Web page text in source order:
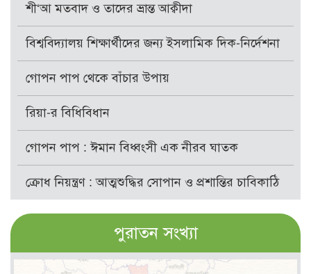
শী‘আ মতবাদ ও তাদের ভ্রান্ত আক্বীদা
বিশ্ববিদ্যালয় শিক্ষার্থীদের জন্য ইসলামিক দিক-নির্দেশনা
গোপন পাপ থেকে বাঁচার উপায়
রিয়া-র বিধিবিধান
গোপন পাপ : ঈমান বিধ্বংসী এক নীরব ঘাতক
ক্রোধ নিয়ন্ত্রণ : আত্মশুদ্ধির সোপান ও প্রশান্তির চাবিকাঠি
পুরাতন সংখ্যা